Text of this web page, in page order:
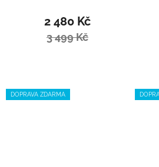
2 480 Kč
3 499 Kč
DOPRAVA ZDARMA